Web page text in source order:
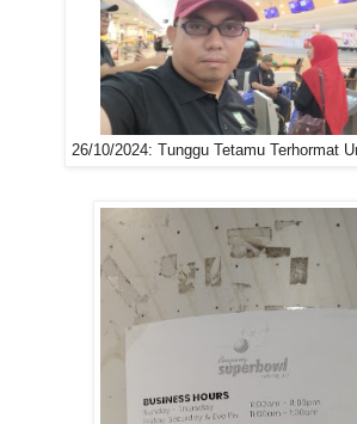
26/10/2024: Tunggu Tetamu Terhormat